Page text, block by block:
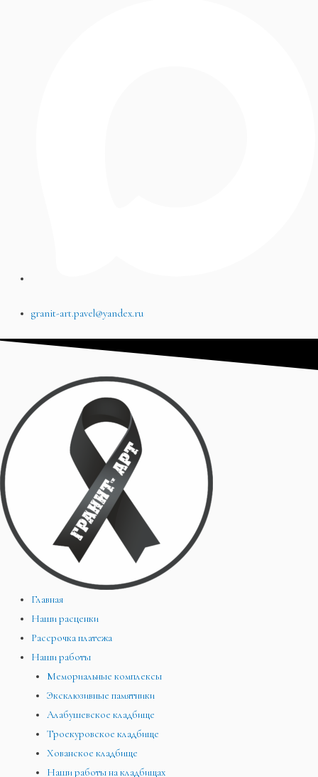
granit-art.pavel@yandex.ru
Главная
Наши расценки
Рассрочка платежа
Наши работы
Мемориальные комплексы
Эксклюзивные памятники
Алабушевское кладбище
Троекуровское кладбище
Хованское кладбище
Наши работы на кладбищах